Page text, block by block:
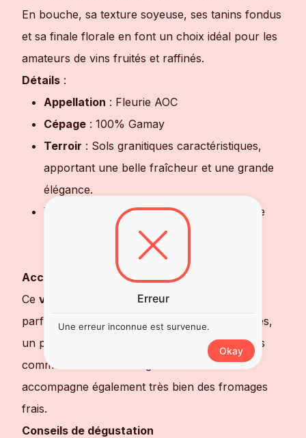
En bouche, sa texture soyeuse, ses tanins fondus
et sa finale florale en font un choix idéal pour les
amateurs de vins fruités et raffinés.
Détails :
Appellation : Fleurie AOC
Cépage : 100% Gamay
Terroir : Sols granitiques caractéristiques,
apportant une belle fraîcheur et une grande
élégance.
Vinification
: Macération semi-carbonique
pour préserver la pureté aromatique et la
Accords mets-vins
Ce vin rouge de Beaujolaiss’accorde
parfaitement avec des viandes blanches grillées,
un poulet rôti, ou encore des plats végétariens
comme une tarte aux légumes du soleil. Il
accompagne également très bien des fromages
frais.
Conseils de dégustation
Erreur
Une erreur inconnue est survenue.
Okay